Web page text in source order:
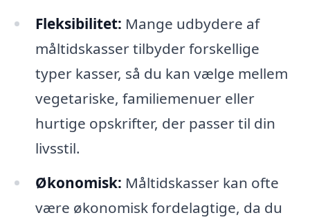
Fleksibilitet: Mange udbydere af
måltidskasser tilbyder forskellige
typer kasser, så du kan vælge mellem
vegetariske, familiemenuer eller
hurtige opskrifter, der passer til din
livsstil.
Økonomisk: Måltidskasser kan ofte
være økonomisk fordelagtige, da du